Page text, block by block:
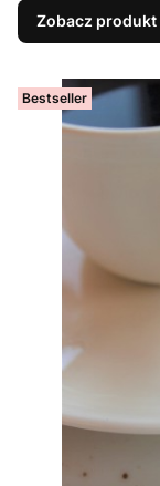
Zobacz produkt
Bestseller